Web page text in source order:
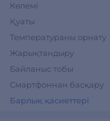
Көлемі
Қуаты
Температураны орнату
Жарықтандыру
Байланыс тобы
Смартфоннан басқару
Барлық қасиеттері